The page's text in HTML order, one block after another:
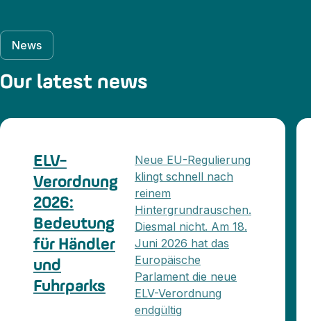
News
Our latest news
ELV-
Verordnung
2026:
Bedeutung
für Händler
und
Fuhrparks
Neue EU-Regulierung
klingt schnell nach
reinem
Hintergrundrauschen.
Diesmal nicht. Am 18.
Juni 2026 hat das
Europäische
Parlament die neue
ELV-Verordnung
endgültig